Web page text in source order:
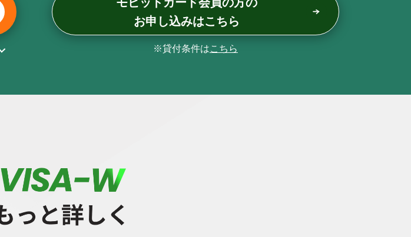
お申し込みはこちら
※貸付条件はこちら